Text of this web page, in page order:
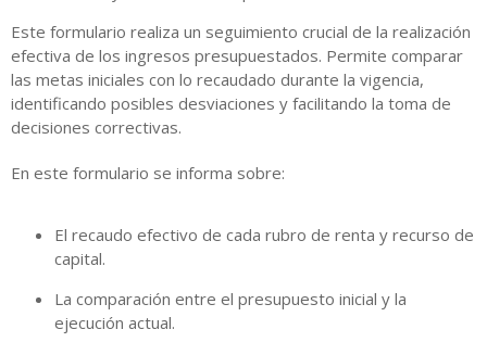
Este formulario realiza un seguimiento crucial de la realización
efectiva de los ingresos presupuestados. Permite comparar
las metas iniciales con lo recaudado durante la vigencia,
identificando posibles desviaciones y facilitando la toma de
decisiones correctivas.
En este formulario se informa sobre:
El recaudo efectivo de cada rubro de renta y recurso de
capital.
La comparación entre el presupuesto inicial y la
ejecución actual.